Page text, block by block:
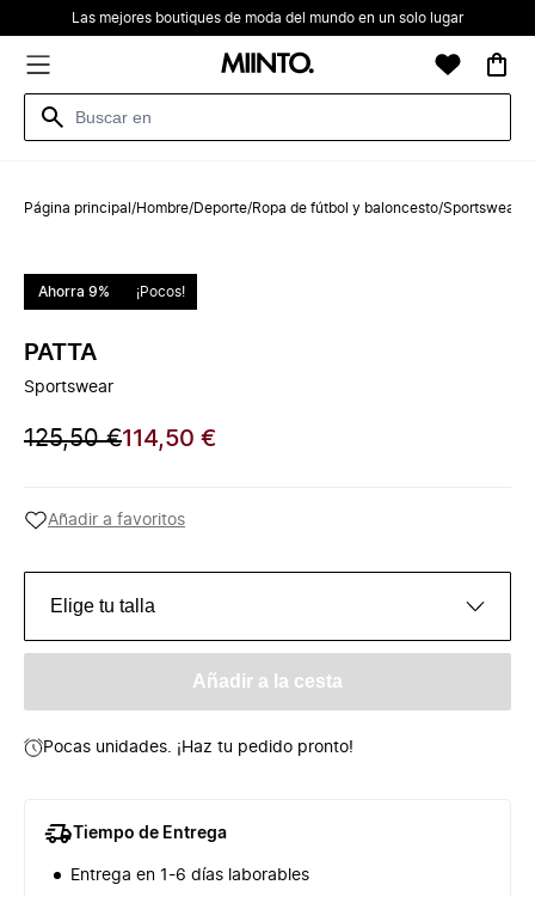
Las mejores boutiques de moda del mundo en un solo lugar
Página principal /Hombre/Deporte/Ropa de fútbol y baloncesto/Sportswear
Ahorra 9% ¡Pocos!
PATTA
Sportswear
125,50 €114,50 €
Añadir a favoritos
Elige tu talla
Añadir a la cesta
Pocas unidades. ¡Haz tu pedido pronto!
Tiempo de Entrega
Entrega en 1-6 días laborables